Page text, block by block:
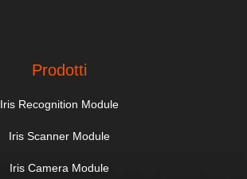
Prodotti
Iris Recognition Module
Iris Scanner Module
Iris Camera Module